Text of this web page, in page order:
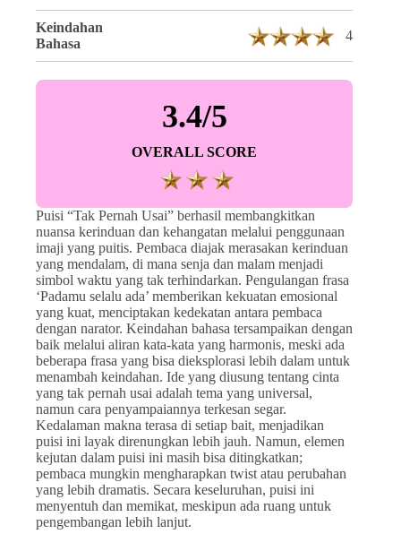
Keindahan
Bahasa
4
3.4/5
OVERALL SCORE
Puisi “Tak Pernah Usai” berhasil membangkitkan
nuansa kerinduan dan kehangatan melalui penggunaan
imaji yang puitis. Pembaca diajak merasakan kerinduan
yang mendalam, di mana senja dan malam menjadi
simbol waktu yang tak terhindarkan. Pengulangan frasa
‘Padamu selalu ada’ memberikan kekuatan emosional
yang kuat, menciptakan kedekatan antara pembaca
dengan narator. Keindahan bahasa tersampaikan dengan
baik melalui aliran kata-kata yang harmonis, meski ada
beberapa frasa yang bisa dieksplorasi lebih dalam untuk
menambah keindahan. Ide yang diusung tentang cinta
yang tak pernah usai adalah tema yang universal,
namun cara penyampaiannya terkesan segar.
Kedalaman makna terasa di setiap bait, menjadikan
puisi ini layak direnungkan lebih jauh. Namun, elemen
kejutan dalam puisi ini masih bisa ditingkatkan;
pembaca mungkin mengharapkan twist atau perubahan
yang lebih dramatis. Secara keseluruhan, puisi ini
menyentuh dan memikat, meskipun ada ruang untuk
pengembangan lebih lanjut.